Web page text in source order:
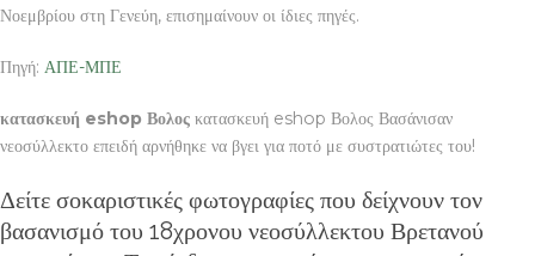
Νοεμβρίου στη Γενεύη, επισημαίνουν οι ίδιες πηγές.
Πηγή: ΑΠΕ-ΜΠΕ
κατασκευή eshop Βολος κατασκευή eshop Βολος Βασάνισαν
νεοσύλλεκτο επειδή αρνήθηκε να βγει για ποτό με συστρατιώτες του!
Δείτε σοκαριστικές φωτογραφίες που δείχνουν τον
βασανισμό του 18χρονου νεοσύλλεκτου Βρετανού